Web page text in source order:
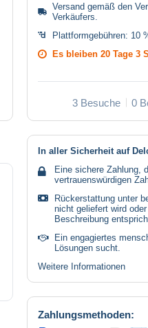
Versand gemäß den
Verkäufers
Plattformgebühren: 10
Es bleiben 20 Tage 3
3 Besuche 0
In aller Sicherheit auf
Eine sichere Zahlung,
vertrauenswürdigen
Rückerstattung unter
nicht geliefert wird
Beschreibung
Ein engagiertes
Lösungen sucht.
Weitere Informationen
Zahlungsmethoden: